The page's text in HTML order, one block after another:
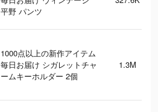
平野 パンツ
1000点以上の新作アイテム
毎日お届け シガレットチャ
ームキーホルダー 2個
1.3M